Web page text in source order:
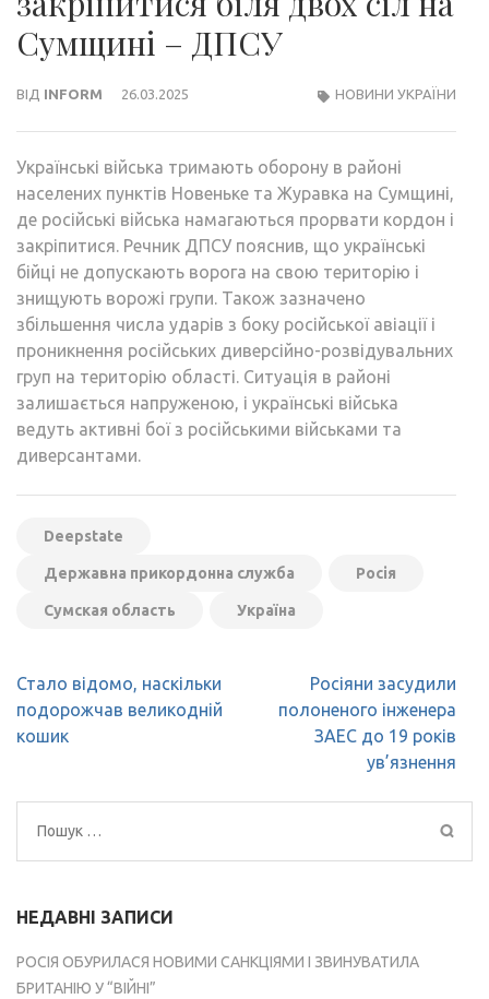
Сумщині – ДПСУ
ВІД INFORM 26.03.2025 НОВИНИ УКРАЇНИ
Українські війська тримають оборону в районі
населених пунктів Новеньке та Журавка на Сумщині,
де російські війська намагаються прорвати кордон і
закріпитися. Речник ДПСУ пояснив, що українські
бійці не допускають ворога на свою територію і
знищують ворожі групи. Також зазначено
збільшення числа ударів з боку російської авіації і
проникнення російських диверсійно-розвідувальних
груп на територію області. Ситуація в районі
залишається напруженою, і українські війська
ведуть активні бої з російськими військами та
диверсантами.
Deepstate
Державна прикордонна служба Росія
Сумская область Україна
Навігація
записів
Стало відомо, наскільки
подорожчав великодній
кошик
Росіяни засудили
полоненого інженера
ЗАЕС до 19 років
ув’язнення
Пошук:
НЕДАВНІ ЗАПИСИ
РОСІЯ ОБУРИЛАСЯ НОВИМИ САНКЦІЯМИ І ЗВИНУВАТИЛА
БРИТАНІЮ У “ВІЙНІ”